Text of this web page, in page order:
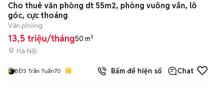
Cho thuê văn phòng dt 55m2, phòng vuông vắn, lô
góc, cực thoáng
Văn phòng
13,5 triệu/tháng50 m²
Hà Nội
BĐS Trần Tuấn70 Bấm để hiện số Chat